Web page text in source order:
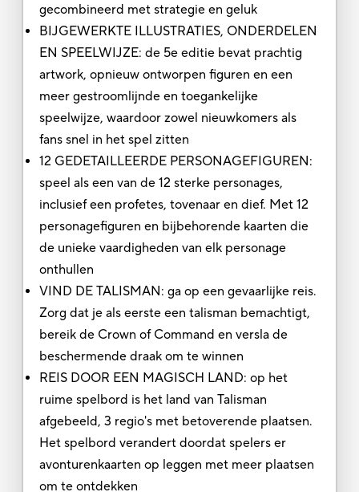
gecombineerd met strategie en geluk
BIJGEWERKTE ILLUSTRATIES, ONDERDELEN
EN SPEELWIJZE: de 5e editie bevat prachtig
artwork, opnieuw ontworpen figuren en een
meer gestroomlijnde en toegankelijke
speelwijze, waardoor zowel nieuwkomers als
fans snel in het spel zitten
12 GEDETAILLEERDE PERSONAGEFIGUREN:
speel als een van de 12 sterke personages,
inclusief een profetes, tovenaar en dief. Met 12
personagefiguren en bijbehorende kaarten die
de unieke vaardigheden van elk personage
onthullen
VIND DE TALISMAN: ga op een gevaarlijke reis.
Zorg dat je als eerste een talisman bemachtigt,
bereik de Crown of Command en versla de
beschermende draak om te winnen
REIS DOOR EEN MAGISCH LAND: op het
ruime spelbord is het land van Talisman
afgebeeld, 3 regio's met betoverende plaatsen.
Het spelbord verandert doordat spelers er
avonturenkaarten op leggen met meer plaatsen
om te ontdekken